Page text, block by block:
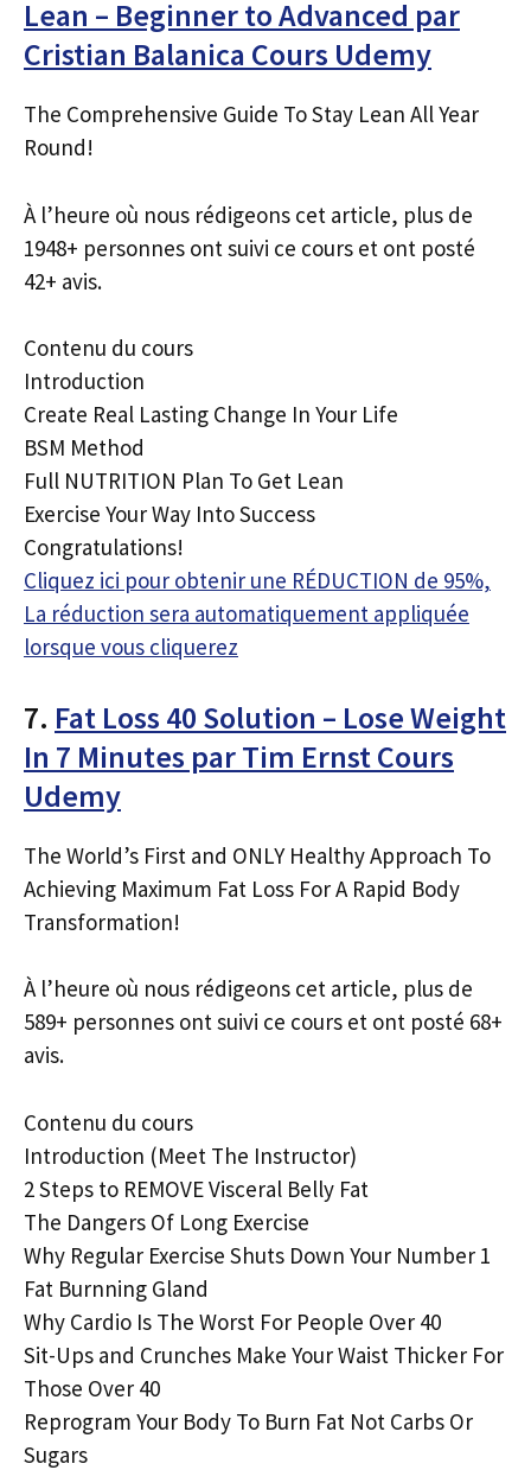
Lean – Beginner to Advanced par
Cristian Balanica Cours Udemy
The Comprehensive Guide To Stay Lean All Year
Round!
À l’heure où nous rédigeons cet article, plus de
1948+ personnes ont suivi ce cours et ont posté
42+ avis.
Contenu du cours
Introduction
Create Real Lasting Change In Your Life
BSM Method
Full NUTRITION Plan To Get Lean
Exercise Your Way Into Success
Congratulations!
Cliquez ici pour obtenir une RÉDUCTION de 95%,
La réduction sera automatiquement appliquée
lorsque vous cliquerez
7. Fat Loss 40 Solution – Lose Weight
In 7 Minutes par Tim Ernst Cours
Udemy
The World’s First and ONLY Healthy Approach To
Achieving Maximum Fat Loss For A Rapid Body
Transformation!
À l’heure où nous rédigeons cet article, plus de
589+ personnes ont suivi ce cours et ont posté 68+
avis.
Contenu du cours
Introduction (Meet The Instructor)
2 Steps to REMOVE Visceral Belly Fat
The Dangers Of Long Exercise
Why Regular Exercise Shuts Down Your Number 1
Fat Burnning Gland
Why Cardio Is The Worst For People Over 40
Sit-Ups and Crunches Make Your Waist Thicker For
Those Over 40
Reprogram Your Body To Burn Fat Not Carbs Or
Sugars